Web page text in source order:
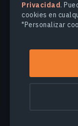
Privacidad.
cookies en
"Personalizar
EXPLORE